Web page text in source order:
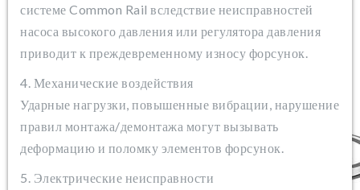
системе Common Rail вследствие неисправностей
насоса высокого давления или регулятора давления
приводит к преждевременному износу форсунок.
4. Механические воздействия
Ударные нагрузки, повышенные вибрации, нарушение
правил монтажа/демонтажа могут вызывать
деформацию и поломку элементов форсунок.
5. Электрические неисправности